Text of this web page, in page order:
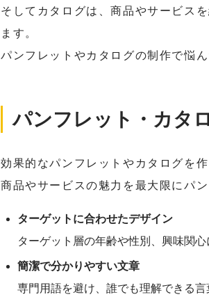
そしてカタログは、商品やサービス
ます。
パンフレットやカタログの制作で悩
パンフレット・カタ
効果的なパンフレットやカタログを
商品やサービスの魅力を最大限にパ
ターゲットに合わせたデザイン
ターゲット層の年齢や性別、興味関
簡潔で分かりやすい文章
専門用語を避け、誰でも理解できる言